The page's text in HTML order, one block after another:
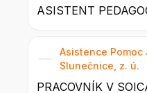
ASISTENT
Asistence Pomoc
Slunečnice, z. ú.
PRACOVNÍK V